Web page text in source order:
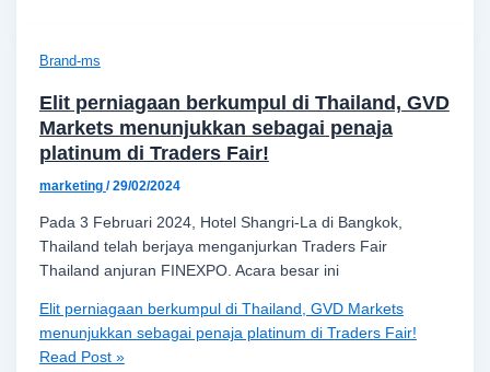
Brand-ms
Elit perniagaan berkumpul di Thailand, GVD
Markets menunjukkan sebagai penaja
platinum di Traders Fair!
marketing /29/02/2024
Pada 3 Februari 2024, Hotel Shangri-La di Bangkok,
Thailand telah berjaya menganjurkan Traders Fair
Thailand anjuran FINEXPO. Acara besar ini
Elit perniagaan berkumpul di Thailand, GVD Markets
menunjukkan sebagai penaja platinum di Traders Fair!
Read Post »